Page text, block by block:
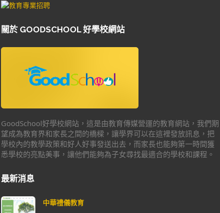
關於 GOODSCHOOL 好學校網站
GoodSchool好學校網站，這是由教育傳媒營運的教育網站，我們期
望成為教育界和家長之間的橋樑，讓學界可以在這裡發放訊息，把
學校內的教學政策和好人好事發送出去，而家長也能夠第一時間獲
悉學校的亮點美事，讓他們能夠為子女尋找最適合的學校和課程。
最新消息
中華禮儀教育